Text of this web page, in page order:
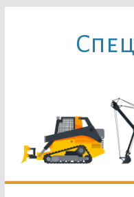
содержимому